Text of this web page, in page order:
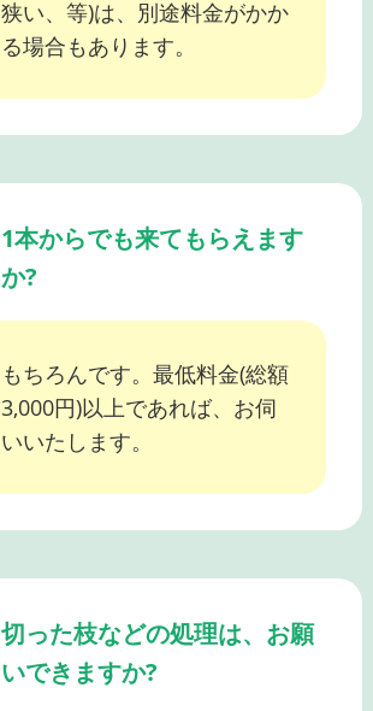
狭い、等)は、別途料金がかか
る場合もあります。
1本からでも来てもらえます
か?
もちろんです。最低料金(総額
3,000円)以上であれば、お伺
いいたします。
切った枝などの処理は、お願
いできますか?